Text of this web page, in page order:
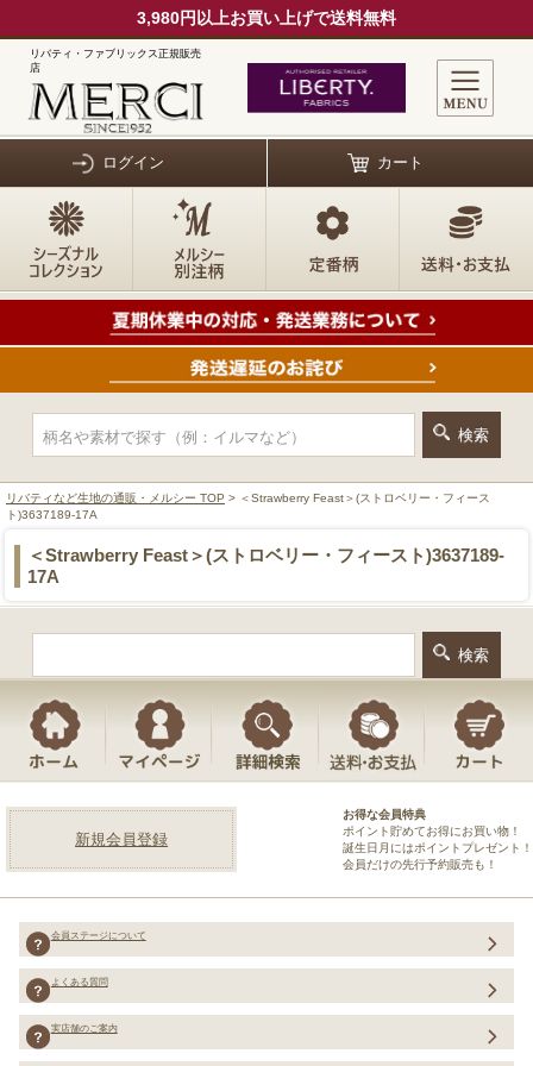
3,980円以上お買い上げで送料無料
リバティ・ファブリックス正規販売
店
ログイン カート
リバティなど生地の通販・メルシー TOP > ＜Strawberry Feast＞(ストロベリー・フィース
ト)3637189-17A
＜Strawberry Feast＞(ストロベリー・フィースト)3637189-
17A
新規会員登録
お得な会員特典
ポイント貯めてお得にお買い物！
誕生日月にはポイントプレゼント！
会員だけの先行予約販売も！
会員ステージについて
よくある質問
実店舗のご案内